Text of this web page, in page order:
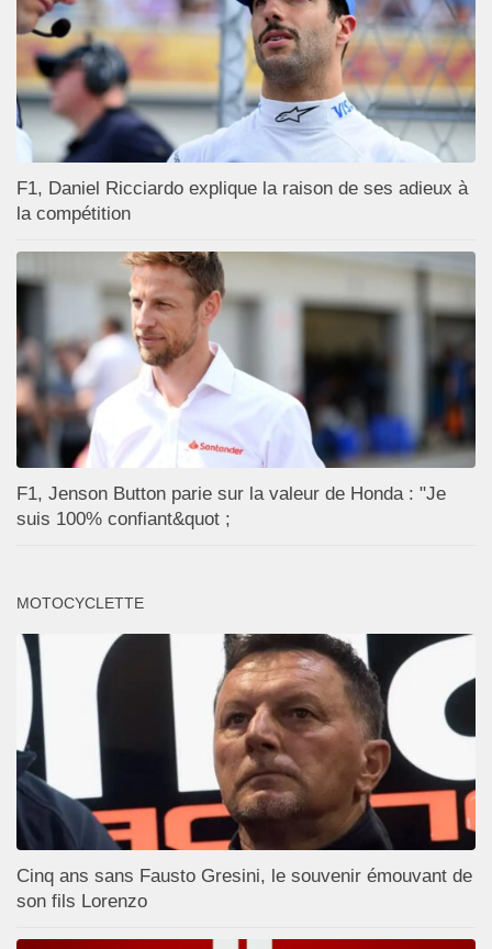
F1, Daniel Ricciardo explique la raison de ses adieux à
la compétition
F1, Jenson Button parie sur la valeur de Honda : "Je
suis 100% confiant&quot ;
MOTOCYCLETTE
Cinq ans sans Fausto Gresini, le souvenir émouvant de
son fils Lorenzo